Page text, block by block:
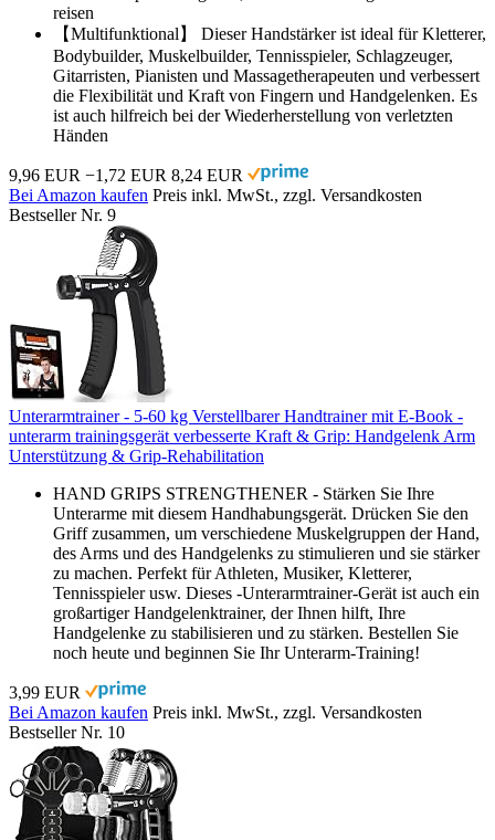
reisen
【Multifunktional】 Dieser Handstärker ist ideal für Kletterer,
Bodybuilder, Muskelbuilder, Tennisspieler, Schlagzeuger,
Gitarristen, Pianisten und Massagetherapeuten und verbessert
die Flexibilität und Kraft von Fingern und Handgelenken. Es
ist auch hilfreich bei der Wiederherstellung von verletzten
Händen
9,96 EUR −1,72 EUR 8,24 EUR
Bei Amazon kaufen Preis inkl. MwSt., zzgl. Versandkosten
Bestseller Nr. 9
Unterarmtrainer - 5-60 kg Verstellbarer Handtrainer mit E-Book -
unterarm trainingsgerät verbesserte Kraft & Grip: Handgelenk Arm
Unterstützung & Grip-Rehabilitation
HAND GRIPS STRENGTHENER - Stärken Sie Ihre
Unterarme mit diesem Handhabungsgerät. Drücken Sie den
Griff zusammen, um verschiedene Muskelgruppen der Hand,
des Arms und des Handgelenks zu stimulieren und sie stärker
zu machen. Perfekt für Athleten, Musiker, Kletterer,
Tennisspieler usw. Dieses -Unterarmtrainer-Gerät ist auch ein
großartiger Handgelenktrainer, der Ihnen hilft, Ihre
Handgelenke zu stabilisieren und zu stärken. Bestellen Sie
noch heute und beginnen Sie Ihr Unterarm-Training!
3,99 EUR
Bei Amazon kaufen Preis inkl. MwSt., zzgl. Versandkosten
Bestseller Nr. 10